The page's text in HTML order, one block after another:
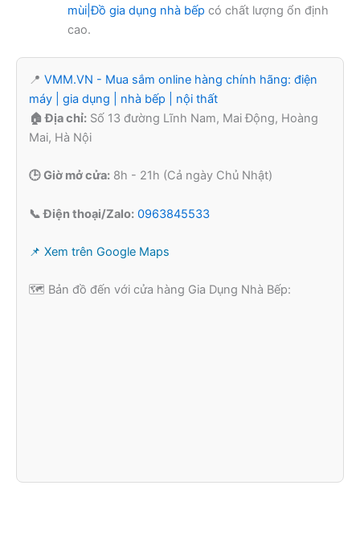
mùi|Đồ gia dụng nhà bếp có chất lượng ổn định
cao.
📍 VMM.VN - Mua sắm online hàng chính hãng: điện
máy | gia dụng | nhà bếp | nội thất
🏠 Địa chỉ: Số 13 đường Lĩnh Nam, Mai Động, Hoàng
Mai, Hà Nội
🕒 Giờ mở cửa: 8h - 21h (Cả ngày Chủ Nhật)
📞 Điện thoại/Zalo: 0963845533
📌 Xem trên Google Maps
🗺️ Bản đồ đến với cửa hàng Gia Dụng Nhà Bếp: